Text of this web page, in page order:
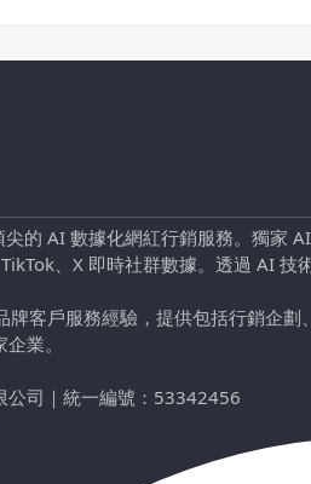
的 AI 數據化網紅行銷服務。獨家
、X 即時社群數據。透過 AI
牌客戶服務經驗，提供包括行銷企
業。
公司 ｜ 統一編號：53342456